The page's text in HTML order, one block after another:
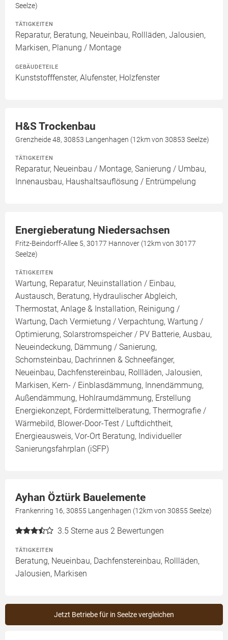
Seelze)
TÄTIGKEITEN
Reparatur, Beratung, Neueinbau, Rollläden, Jalousien,
Markisen, Planung / Montage
GEBÄUDETEILE
Kunststofffenster, Alufenster, Holzfenster
H&S Trockenbau
Grenzheide 48, 30853 Langenhagen (12km von 30853 Seelze)
TÄTIGKEITEN
Reparatur, Neueinbau / Montage, Sanierung / Umbau,
Innenausbau, Haushaltsauflösung / Entrümpelung
Energieberatung Niedersachsen
Fritz-Beindorff-Allee 5, 30177 Hannover (12km von 30177
Seelze)
TÄTIGKEITEN
Wartung, Reparatur, Neuinstallation / Einbau,
Austausch, Beratung, Hydraulischer Abgleich,
Thermostat, Anlage & Installation, Reinigung /
Wartung, Dach Vermietung / Verpachtung, Wartung /
Optimierung, Solarstromspeicher / PV Batterie, Ausbau,
Neueindeckung, Dämmung / Sanierung,
Schornsteinbau, Dachrinnen & Schneefänger,
Neueinbau, Dachfenstereinbau, Rollläden, Jalousien,
Markisen, Kern- / Einblasdämmung, Innendämmung,
Außendämmung, Hohlraumdämmung, Erstellung
Energiekonzept, Fördermittelberatung, Thermografie /
Wärmebild, Blower-Door-Test / Luftdichtheit,
Energieausweis, Vor-Ort Beratung, Individueller
Sanierungsfahrplan (iSFP)
Ayhan Öztürk Bauelemente
Frankenring 16, 30855 Langenhagen (12km von 30855 Seelze)
3.5 Sterne aus 2 Bewertungen
TÄTIGKEITEN
Beratung, Neueinbau, Dachfenstereinbau, Rollläden,
Jalousien, Markisen
Jetzt Betriebe für in Seelze vergleichen